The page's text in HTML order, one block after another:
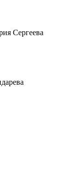
Сергеева